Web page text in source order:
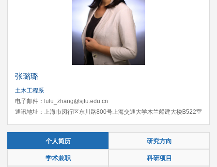
张璐璐
土木工程系
电子邮件：lulu_zhang@sjtu.edu.cn
通讯地址：上海市闵行区东川路800号上海交通大学木兰船建大楼B522室
个人简历 研究方向
学术兼职 科研项目